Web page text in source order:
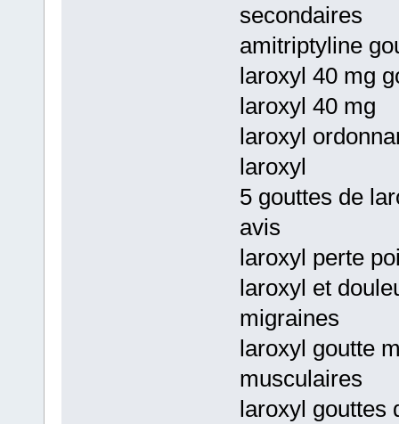
secondaires
amitriptyline
laroxyl 40 mg
laroxyl 40 mg
laroxyl
laroxyl
5 gouttes de
avis
laroxyl perte
laroxyl et
migraines
laroxyl goutte
musculaires
laroxyl gouttes